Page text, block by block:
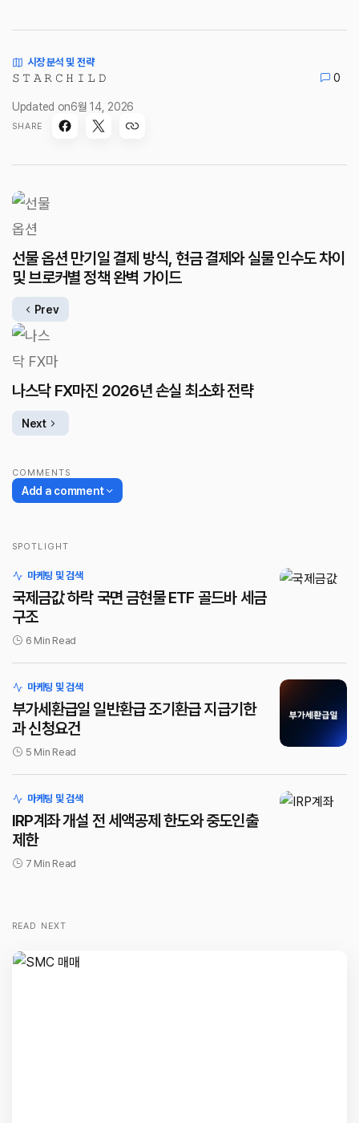
시장 분석 및 전략
𝚂 𝚃 𝙰 𝚁 𝙲 𝙷 𝙸 𝙻 𝙳 0
Updated on6월 14, 2026
SHARE
선물 옵션 만기일 결제 방식, 현금 결제와 실물 인수도 차이
및 브로커별 정책 완벽 가이드
Prev
나스닥 FX마진 2026년 손실 최소화 전략
Next
COMMENTS
Add a comment
SPOTLIGHT
마케팅 및 검색
국제금값 하락 국면 금현물 ETF 골드바 세금
구조
6 Min Read
마케팅 및 검색
부가세환급일 일반환급 조기환급 지급기한
과 신청요건
5 Min Read
마케팅 및 검색
IRP계좌 개설 전 세액공제 한도와 중도인출
제한
7 Min Read
READ NEXT